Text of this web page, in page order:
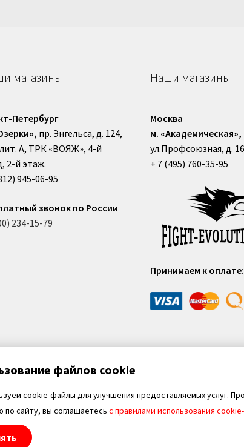
магазины
Петербург
пр. Энгельса, д. 124,
лит. А, ТРК «ВОЯЖ», 4-й
2-й этаж.
945-06-95
звонок по России
234-15-79
Наши магазины
Москва
м. «Академическая»,
ул.Профсоюзная, д.
+ 7 (495) 760-35-95
Принимаем к оплате:
файлов cookie
cookie-файлы для улучшения предоставляемых услуг.
по сайту, вы соглашаетесь с правилами использования